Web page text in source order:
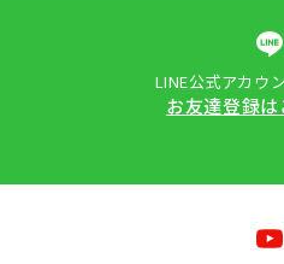
LINE公式アカウ
お友達登録は